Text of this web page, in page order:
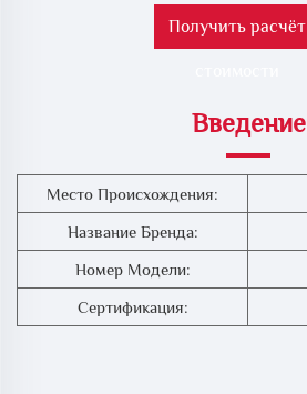
Получить расчёт
Введение
Место Происхождения:
Название Бренда:
Номер Модели:
Сертификация: